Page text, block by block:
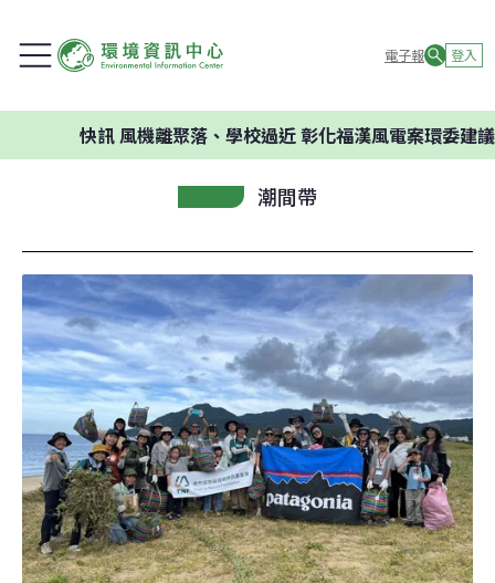
電子報 登入
風機離聚落、學校過近 彰化福漢風電案環委建議不應開發
潮間帶